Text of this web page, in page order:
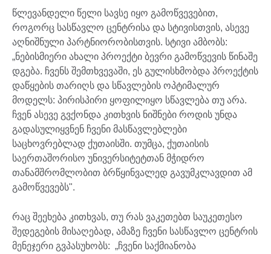
წლევანდელი წელი სავსე იყო გამოწვევებით,
როგორც სასწავლო ცენტრისა და სტივისთვის, ასევე
აღნიშნული პარტნიორობისთვის. სტივი ამბობს:
„ნებისმიერი ახალი პროექტი ბევრი გამოწვევის წინაშე
დგება. ჩვენს შემთხვევაში, ეს გულისხმობდა პროექტის
დაწყების თარიღს და სწავლების ოპტიმალურ
მოდელს: პირისპირი ყოფილიყო სწავლება თუ არა.
ჩვენ ასევე გვქონდა კითხვის ნიშნები როდის უნდა
გადასულიყვნენ ჩვენი მასწავლებლები
საცხოვრებლად ქუთაისში. თუმცა, ქუთაისის
საერთაშორისო უნივერსიტეტთან მჭიდრო
თანამშრომლობით ბრწყინვალედ გავუმკლავდით ამ
გამოწვევებს".
რაც შეეხება კითხვას, თუ რას ვაკეთებთ საუკეთესო
შედეგების მისაღებად, ამაზე ჩვენი სასწავლო ცენტრის
მენეჯერი გვპასუხობს: „ჩვენი საქმიანობა